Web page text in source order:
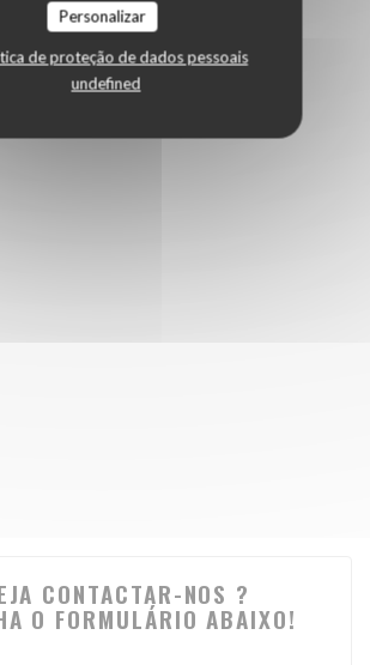
Personalizar
de proteção de dados pessoais
undefined
CONTACTAR-NOS ?
O FORMULÁRIO ABAIXO!